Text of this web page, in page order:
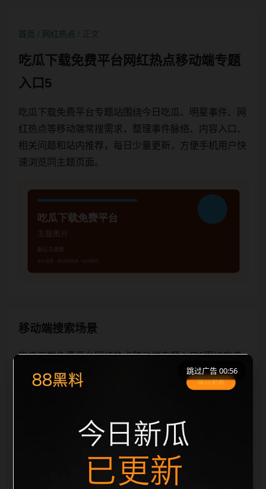
首页 网红热点
吃瓜下载免费平台网红热点移动端专题
入口5
吃瓜下载免费平台专题站围绕今日吃瓜、明星事件、网
红热点等移动端常搜需求，整理事件脉络、内容入口、
相关问题和站内推荐，每日少量更新，方便手机用户快
速浏览同主题页面。
移动端搜索场景
吃瓜下载免费平台网红热点移动端专题入口5围绕吃瓜
下载免费平台和网红热点展开，适合移动端用户在短时
间内理解页面主题、入口路径和延伸阅读方向。本站在
致，减少无关词堆砌，避免同一批页面出现高度重复。
从搜索体验看，用户通常先看标题是否明确，再看摘要
是否说明更新范围，随后通过栏目入口继续浏览同类内
容。因此本页保留面包屑、同类推荐、热门推荐、上一
跳过广告 00:56